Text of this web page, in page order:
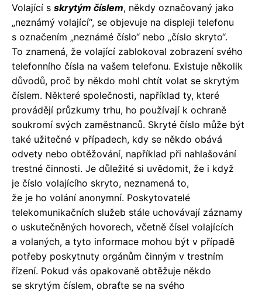
Volající s skrytým číslem, někdy označovaný jako
„neznámý volající“, se objevuje na displeji telefonu
s označením „neznámé číslo“ nebo „číslo skryto“.
To znamená, že volající zablokoval zobrazení svého
telefonního čísla na vašem telefonu. Existuje několik
důvodů, proč by někdo mohl chtít volat se skrytým
číslem. Některé společnosti, například ty, které
provádějí průzkumy trhu, ho používají k ochraně
soukromí svých zaměstnanců. Skryté číslo může být
také užitečné v případech, kdy se někdo obává
odvety nebo obtěžování, například při nahlašování
trestné činnosti. Je důležité si uvědomit, že i když
je číslo volajícího skryto, neznamená to,
že je ho volání anonymní. Poskytovatelé
telekomunikačních služeb stále uchovávají záznamy
o uskutečněných hovorech, včetně čísel volajících
a volaných, a tyto informace mohou být v případě
potřeby poskytnuty orgánům činným v trestním
řízení. Pokud vás opakovaně obtěžuje někdo
se skrytým číslem, obraťte se na svého